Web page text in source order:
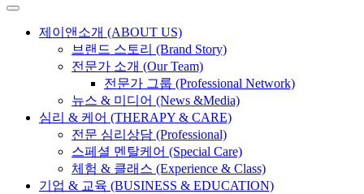
제이앤소개 (ABOUT US)
브랜드 스토리 (Brand Story)
전문가 소개 (Our Team)
전문가 그룹 (Professional Network)
뉴스 & 미디어 (News &Media)
심리 & 케어 (THERAPY & CARE)
전문 심리상담 (Professional)
스페셜 멘탈케어 (Special Care)
체험 & 클래스 (Experience & Class)
기업 & 교육 (BUSINESS & EDUCATION)